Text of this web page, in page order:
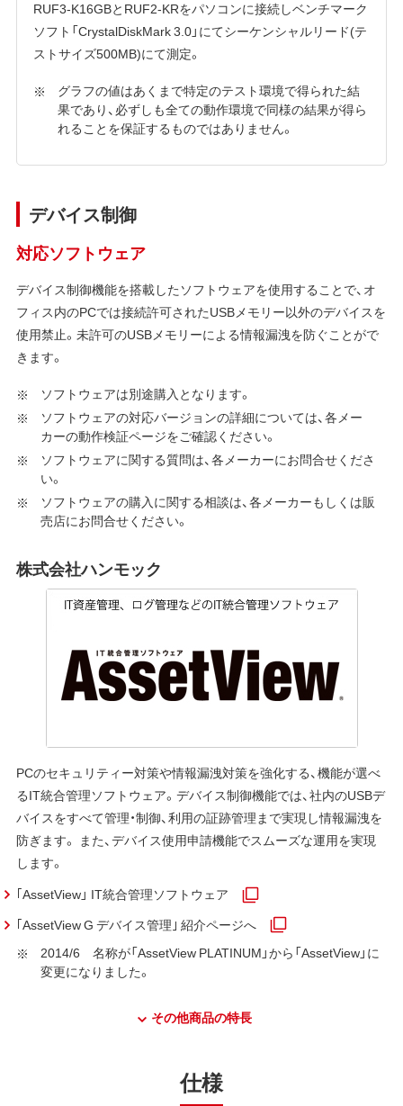
RUF3-K16GBとRUF2-KRをパソコンに接続しベンチマーク
ソフト「CrystalDiskMark 3.0」にてシーケンシャルリード(テ
ストサイズ500MB)にて測定。
グラフの値はあくまで特定のテスト環境で得られた結
果であり、必ずしも全ての動作環境で同様の結果が得ら
れることを保証するものではありません。
デバイス制御
対応ソフトウェア
デバイス制御機能を搭載したソフトウェアを使用することで、オ
フィス内のPCでは接続許可されたUSBメモリー以外のデバイスを
使用禁止。未許可のUSBメモリーによる情報漏洩を防ぐことがで
きます。
ソフトウェアは別途購入となります。
ソフトウェアの対応バージョンの詳細については、各メー
カーの動作検証ページをご確認ください。
ソフトウェアに関する質問は、各メーカーにお問合せくださ
い。
ソフトウェアの購入に関する相談は、各メーカーもしくは販
売店にお問合せください。
株式会社ハンモック
PCのセキュリティー対策や情報漏洩対策を強化する、機能が選べ
るIT統合管理ソフトウェア。デバイス制御機能では、社内のUSBデ
バイスをすべて管理・制御、利用の証跡管理まで実現し情報漏洩を
防ぎます。 また、デバイス使用申請機能でスムーズな運用を実現
します。
｢AssetView」 IT統合管理ソフトウェア
｢AssetView G デバイス管理｣ 紹介ページへ
2014/6 名称が「AssetView PLATINUM」から「AssetView」に
変更になりました。
その他商品の特長
仕様